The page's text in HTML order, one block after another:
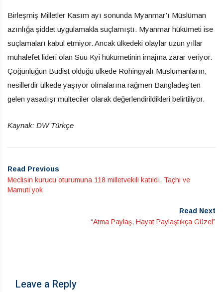
Birleşmiş Milletler Kasım ayı sonunda Myanmar’ı Müslüman
azınlığa şiddet uygulamakla suçlamıştı. Myanmar hükümeti ise
suçlamaları kabul etmiyor. Ancak ülkedeki olaylar uzun yıllar
muhalefet lideri olan Suu Kyi hükümetinin imajına zarar veriyor.
Çoğunluğun Budist olduğu ülkede Rohingyalı Müslümanların,
nesillerdir ülkede yaşıyor olmalarına rağmen Bangladeş’ten
gelen yasadışı mülteciler olarak değerlendirildikleri belirtiliyor.
Kaynak: DW Türkçe
Read Previous
Meclisin kurucu oturumuna 118 milletvekili katıldı, Taçhi ve
Mamuti yok
Read Next
“Atma Paylaş, Hayat Paylaştıkça Güzel”
Leave a Reply